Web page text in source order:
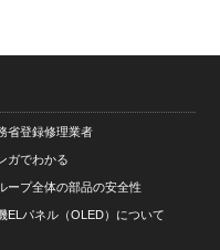
省登録修理業者
ガでわかる
ープ全体の部品の安全性
ELパネル（OLED）について